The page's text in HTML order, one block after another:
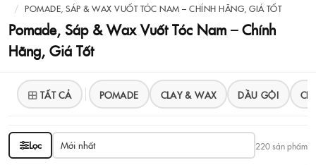
POMADE, SÁP & WAX VUỐT TÓC NAM – CHÍNH HÃNG, GIÁ TỐT
Pomade, Sáp & Wax Vuốt Tóc Nam – Chính
Hãng, Giá Tốt
TẤT CẢ POMADE CLAY & WAX DẦU GỘI
Lọc 220 sản phẩm